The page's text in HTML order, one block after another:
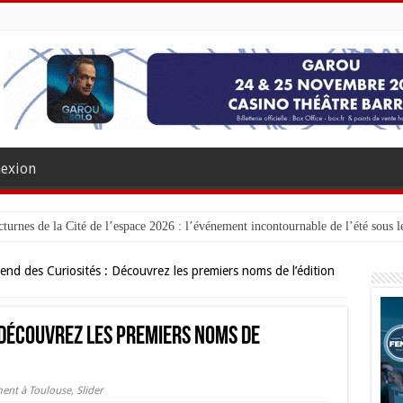
de la Cité de l’espace 2026 : l’événement incontournable de l’été sous
des Curiosités : Découvrez les premiers noms de l’édition
les premiers noms de
à Toulouse, Slider